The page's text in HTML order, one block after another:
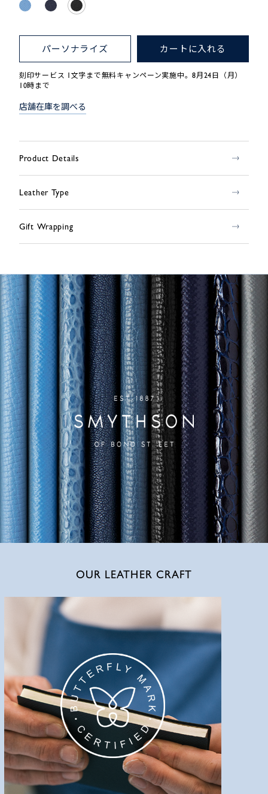
パーソナライズ カートに入れる
刻印サービス 1文字まで無料キャンペーン実施中。8月24日（月）
10時まで
店舗在庫を調べる
Product Details
Leather Type
Gift Wrapping
OUR LEATHER CRAFT